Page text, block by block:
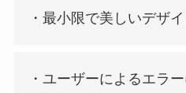
・最小限で美しいデザ
・ユーザーによるエラ